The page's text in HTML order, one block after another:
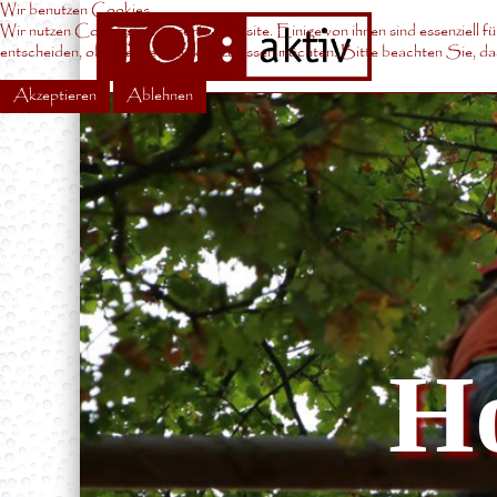
Wir benutzen Cookies
Wir nutzen Cookies auf unserer Website. Einige von ihnen sind
entscheiden, ob Sie die Cookies zulassen möchten. Bitte beachten Sie,
Akzeptieren
Ablehnen